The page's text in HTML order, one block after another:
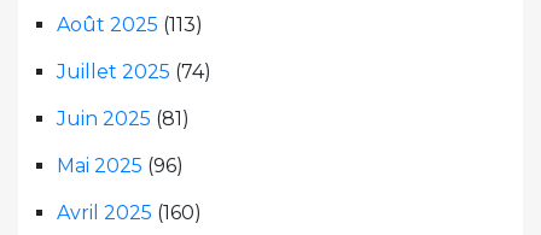
Août 2025 (113)
Juillet 2025 (74)
Juin 2025 (81)
Mai 2025 (96)
Avril 2025 (160)